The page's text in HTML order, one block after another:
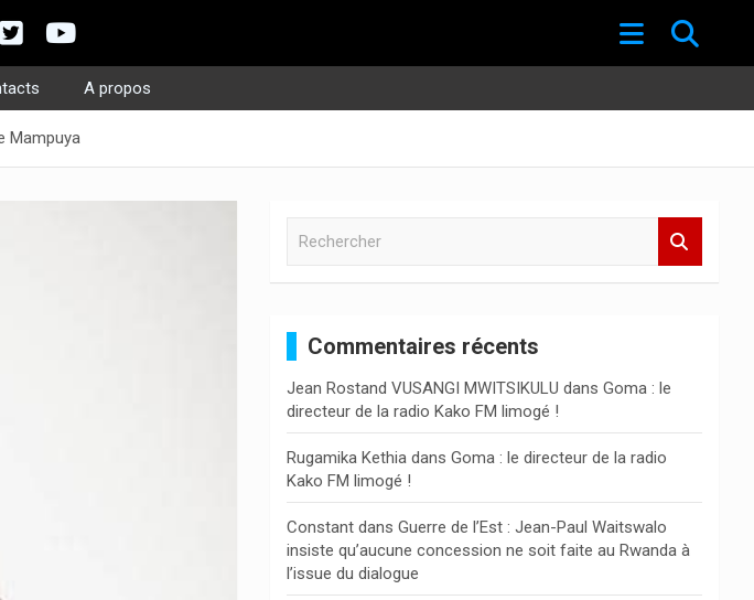
A propos
Mampuya
c
h
e
r
Commentaires récents
Jean Rostand VUSANGI MWITSIKULU dansGoma : le
directeur de la radio Kako FM limogé !
Rugamika Kethia dansGoma : le directeur de la radio
Kako FM limogé !
Constant dansGuerre de l’Est : Jean-Paul Waitswalo
insiste qu’aucune concession ne soit faite au Rwanda à
l’issue du dialogue